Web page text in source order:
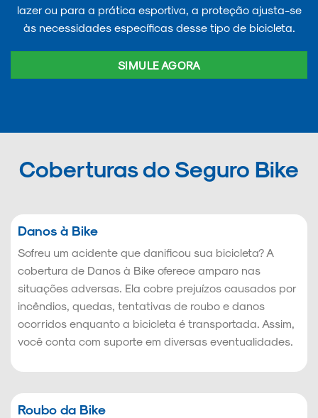
lazer ou para a prática esportiva, a proteção ajusta-se
às necessidades específicas desse tipo de bicicleta.
SIMULE AGORA
Coberturas do Seguro Bike
Danos à Bike
Sofreu um acidente que danificou sua bicicleta? A
cobertura de Danos à Bike oferece amparo nas
situações adversas. Ela cobre prejuízos causados por
incêndios, quedas, tentativas de roubo e danos
ocorridos enquanto a bicicleta é transportada. Assim,
você conta com suporte em diversas eventualidades.
Roubo da Bike